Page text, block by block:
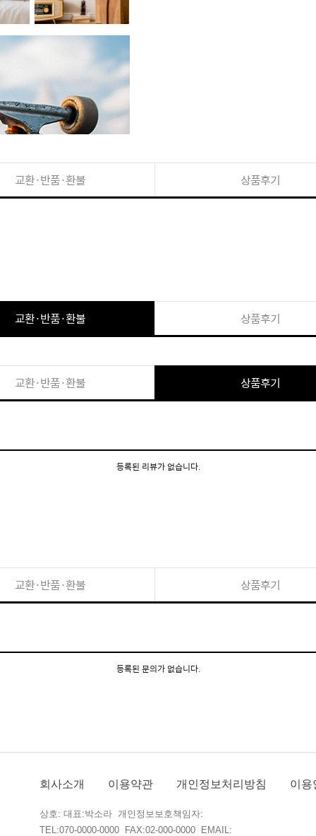
교환·반품·환불 상품후기
교환·반품·환불 상품후기
교환·반품·환불 상품후기
등록된 리뷰가 없습니다.
교환·반품·환불 상품후기
등록된 문의가 없습니다.
회사소개 이용약관 개인정보처리방침 이용
상호: 대표:박소라 개인정보보호책임자:
TEL:070-0000-0000 FAX:02-000-0000 EMAIL: